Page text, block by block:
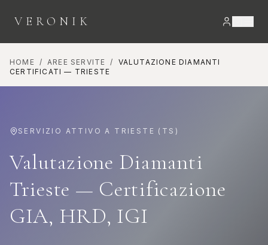
VERONIK
HOME / AREE SERVITE /
VALUTAZIONE DIAMANTI
CERTIFICATI — TRIESTE
SERVIZIO ATTIVO A TRIESTE ( TS )
Valutazione Diamanti
Trieste — Certificazione
GIA, HRD, IGI